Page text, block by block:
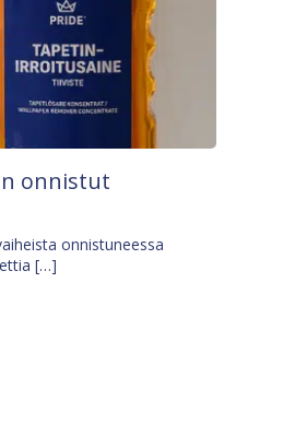
onnistut
onnistuneessa
[…]